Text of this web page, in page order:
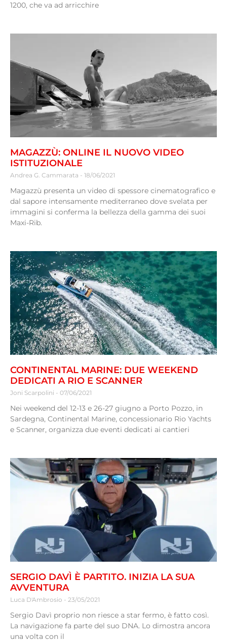
1200, che va ad arricchire
MAGAZZÙ: ONLINE IL NUOVO VIDEO
ISTITUZIONALE
Andrea G. Cammarata 18/06/2021
Magazzù presenta un video di spessore cinematografico e
dal sapore intensamente mediterraneo dove svelata per
immagini si conferma la bellezza della gamma dei suoi
Maxi-Rib.
CONTINENTAL MARINE: DUE WEEKEND
DEDICATI A RIO E SCANNER
Joni Scarpolini 07/06/2021
Nei weekend del 12-13 e 26-27 giugno a Porto Pozzo, in
Sardegna, Continental Marine, concessionario Rio Yachts
e Scanner, organizza due eventi dedicati ai cantieri
SERGIO DAVÌ È PARTITO. INIZIA LA SUA
AVVENTURA
Luca D'Ambrosio 23/05/2021
Sergio Davì proprio non riesce a star fermo, è fatto così.
La navigazione fa parte del suo DNA. Lo dimostra ancora
una volta con il